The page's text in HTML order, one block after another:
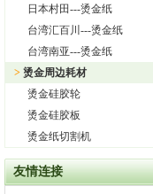
日本村田---烫金纸
台湾汇百川---烫金纸
台湾南亚---烫金纸
> 烫金周边耗材
烫金硅胶轮
烫金硅胶板
烫金纸切割机
友情连接